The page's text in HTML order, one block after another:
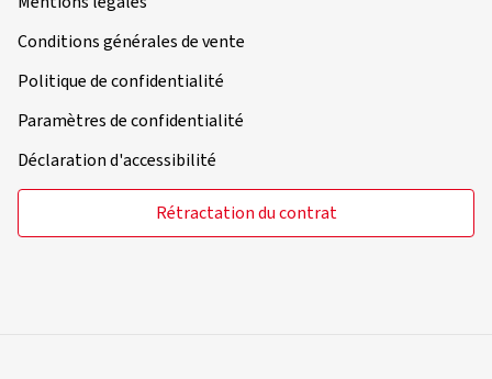
Conditions générales de vente
Politique de confidentialité
Paramètres de confidentialité
Déclaration d'accessibilité
Rétractation du contrat